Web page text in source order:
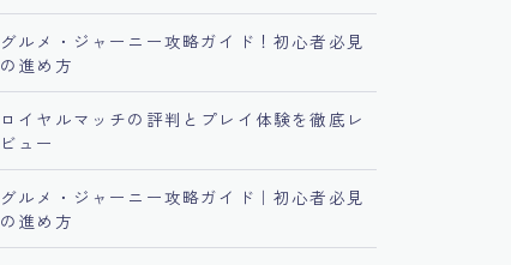
グルメ・ジャーニー攻略ガイド！初心者必見
の進め方
ロイヤルマッチの評判とプレイ体験を徹底レ
ビュー
グルメ・ジャーニー攻略ガイド｜初心者必見
の進め方